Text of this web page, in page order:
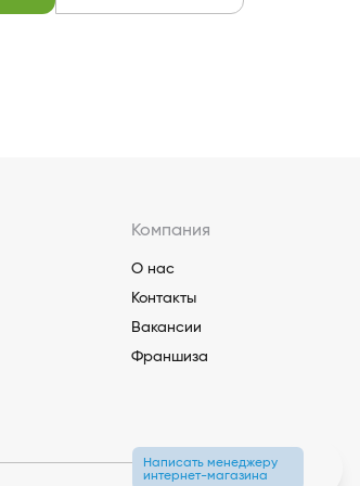
Компания
О нас
Контакты
Вакансии
Франшиза
Написать менеджеру
интернет-магазина